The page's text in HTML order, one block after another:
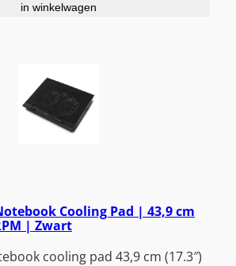
in winkelwagen
Cooling Pad | 43,9 cm
| Zwart
cooling pad 43,9 cm (17.3″)